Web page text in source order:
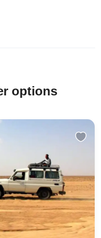
options